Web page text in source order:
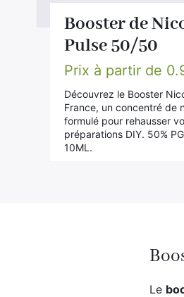
Le
Booster de
Pulse 50/50
Prix à partir de
Découvrez le Booster
France, un concentré de
formulé pour rehausser
préparations DIY. 50%
10ML.